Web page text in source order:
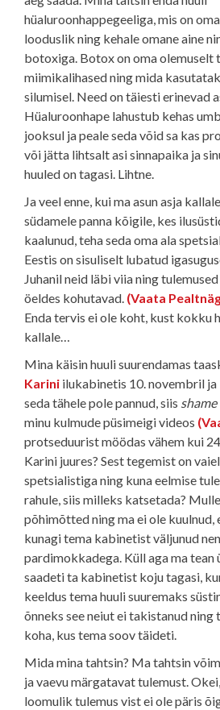
hüaluroonhappegeeliga, mis on
looduslik ning kehale omane aine
botoxiga. Botox on oma olemuselt
miimikalihased ning mida
silumisel. Need on täiesti erinevad
Hüaluroonhape lahustub kehas
jooksul ja peale seda võid sa kas
või jätta lihtsalt asi sinnapaika ja
huuled on tagasi. Lihtne.
Ja veel enne, kui ma asun asja
südamele panna kõigile, kes
kaalunud, teha seda oma ala
Eestis on sisuliselt lubatud
Juhanil neid läbi viia ning
öeldes kohutavad. (Vaata
Enda tervis ei ole koht, kust kokku
kallale…
Mina käisin huuli suurendamas
Karini ilukabinetis 10. novembril
seda tähele pole pannud, siis
minu kulmude püsimeigi videos
protseduurist möödas vähem kui
Karini juures? Sest tegemist on
spetsialistiga ning kuna eelmise
rahule, siis milleks katsetada?
põhimõtted ning ma ei ole kuulnud,
kunagi tema kabinetist väljunud
pardimokkadega. Küll aga ma tean
saadeti ta kabinetist koju tagasi,
keeldus tema huuli suuremaks
õnneks see neiut ei takistanud ning
koha, kus tema soov täideti.
Mida mina tahtsin? Ma tahtsin
ja vaevu märgatavat tulemust.
loomulik tulemus vist ei ole päris